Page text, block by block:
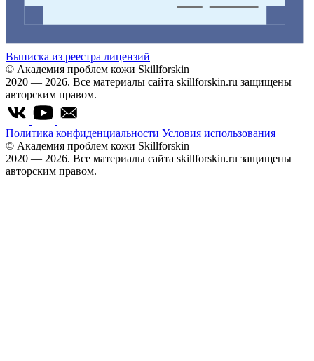
Выписка из реестра лицензий
© Академия проблем кожи Skillforskin
2020 — 2026. Все материалы сайта skillforskin.ru защищены
авторским правом.
Политика конфиденциальности Условия использования
© Академия проблем кожи Skillforskin
2020 — 2026. Все материалы сайта skillforskin.ru защищены
авторским правом.